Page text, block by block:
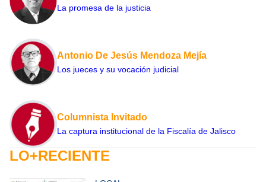
La promesa de la justicia
Antonio De Jesús Mendoza Mejía
Los jueces y su vocación judicial
Columnista Invitado
La captura institucional de la Fiscalía de Jalisco
LO+RECIENTE